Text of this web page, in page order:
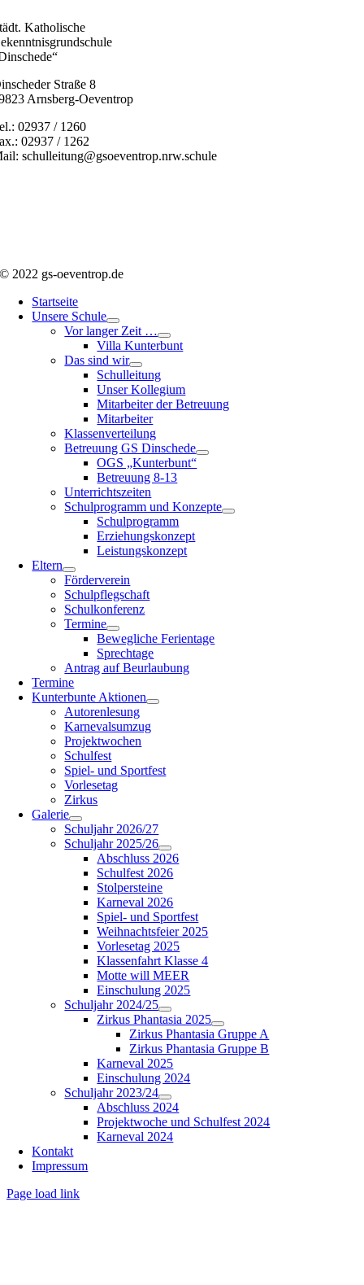
Katholische
Straße 8
Arnsberg-Oeventrop
02937 / 1260
02937 / 1262
schulleitung@gsoeventrop.nrw.schule
© 2022 gs-oeventrop.de
Startseite
Unsere Schule
Vor langer Zeit …
Villa Kunterbunt
Das sind wir
Schulleitung
Unser Kollegium
Mitarbeiter der Betreuung
Mitarbeiter
Klassenverteilung
Betreuung GS Dinschede
OGS „Kunterbunt“
Betreuung 8-13
Unterrichtszeiten
Schulprogramm und Konzepte
Schulprogramm
Erziehungskonzept
Leistungskonzept
Eltern
Förderverein
Schulpflegschaft
Schulkonferenz
Termine
Bewegliche Ferientage
Sprechtage
Antrag auf Beurlaubung
Termine
Kunterbunte Aktionen
Autorenlesung
Karnevalsumzug
Projektwochen
Schulfest
Spiel- und Sportfest
Vorlesetag
Zirkus
Galerie
Schuljahr 2026/27
Schuljahr 2025/26
Abschluss 2026
Schulfest 2026
Stolpersteine
Karneval 2026
Spiel- und Sportfest
Weihnachtsfeier 2025
Vorlesetag 2025
Klassenfahrt Klasse 4
Motte will MEER
Einschulung 2025
Schuljahr 2024/25
Zirkus Phantasia 2025
Zirkus Phantasia Gruppe A
Zirkus Phantasia Gruppe B
Karneval 2025
Einschulung 2024
Schuljahr 2023/24
Abschluss 2024
Projektwoche und Schulfest 2024
Karneval 2024
Kontakt
Impressum
Page load link